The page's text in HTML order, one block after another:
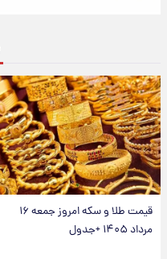
قیمت طلا و سکه امروز جمعه ۱۶
مرداد ۱۴۰۵ +جدول